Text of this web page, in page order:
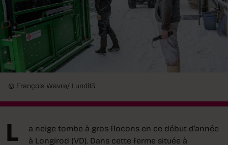
© François Wavre/ Lundi13
L
a neige tombe à gros flocons en ce début d’année
à Longirod (VD). Dans cette ferme située à